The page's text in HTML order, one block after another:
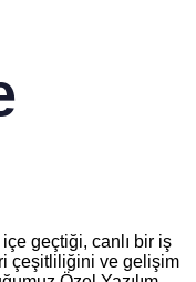
geçtiği, canlı bir iş
çeşitliliğini ve gelişim